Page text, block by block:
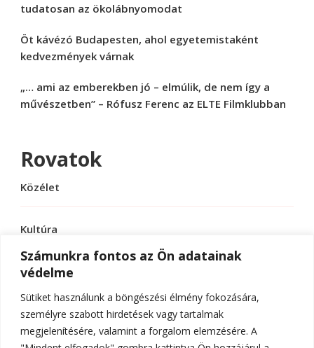
Számunkra fontos az Ön adatainak
védelme
Sütiket használunk a böngészési élmény fokozására,
személyre szabott hirdetések vagy tartalmak
megjelenítésére, valamint a forgalom elemzésére. A
tudatosan az ökolábnyomodat
Öt kávézó Budapesten, ahol egyetemistaként
kedvezmények várnak
„… ami az emberekben jó – elmúlik, de nem így a
művészetben” – Rófusz Ferenc az ELTE Filmklubban
Rovatok
Közélet
Kultúra
Sport
Tudomány